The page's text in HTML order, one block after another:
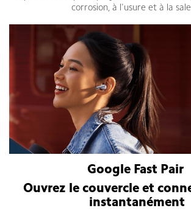
corrosion, à l'usure et à la
Google Fast Pair
Ouvrez le couvercle et
instantanément